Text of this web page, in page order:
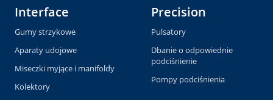
Interface
Gumy strzykowe
Aparaty udojowe
Miseczki myjące i manifoldy
Kolektory
Precision
Pulsatory
Dbanie o odpowiednie
podciśnienie
Pompy podciśnienia